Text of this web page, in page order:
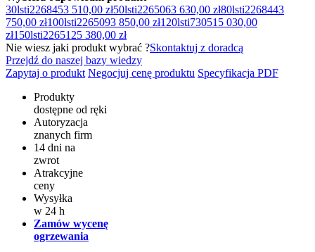
30lsti2268453 510,00 zł50lsti2265063 630,00 zł80lsti2268443
750,00 zł100lsti2265093 850,00 zł120lsti73051 5 030,00
zł150lsti2265125 380,00 zł
Nie wiesz jaki produkt wybrać ?Skontaktuj z doradcą
Przejdź do naszej bazy wiedzy
Zapytaj o produkt Negocjuj cenę produktu Specyfikacja PDF
Produkty
dostępne od ręki
Autoryzacja
znanych firm
14 dni na
zwrot
Atrakcyjne
ceny
Wysyłka
w 24 h
Zamów wycenę
ogrzewania